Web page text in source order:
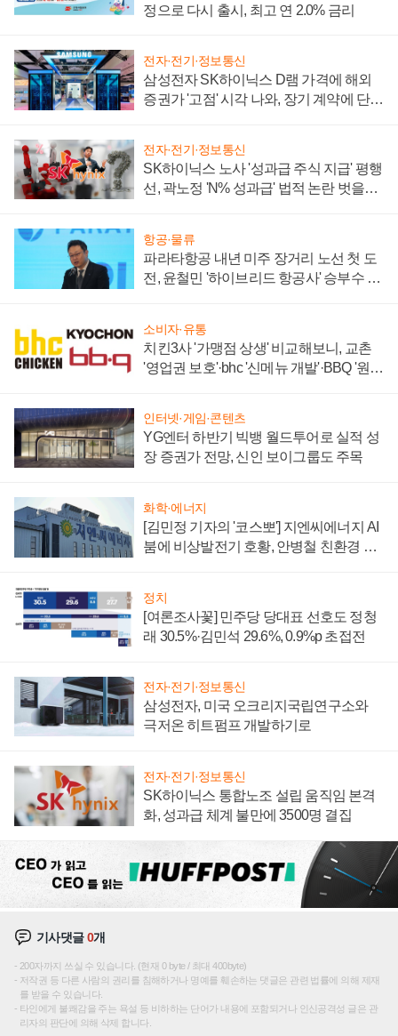
정으로 다시 출시, 최고 연 2.0% 금리
전자·전기·정보통신
삼성전자 SK하이닉스 D램 가격에 해외
증권가 '고점' 시각 나와, 장기 계약에 단점
전자·전기·정보통신
SK하이닉스 노사 '성과급 주식 지급' 평행
선, 곽노정 'N% 성과급' 법적 논란 벗을지
항공·물류
파라타항공 내년 미주 장거리 노선 첫 도
전, 윤철민 '하이브리드 항공사' 승부수 통
소비자·유통
치킨3사 '가맹점 상생' 비교해보니, 교촌
'영업권 보호'·bhc '신메뉴 개발'·BBQ '원가
인터넷·게임·콘텐츠
YG엔터 하반기 빅뱅 월드투어로 실적 성
장 증권가 전망, 신인 보이그룹도 주목
화학·에너지
[김민정 기자의 '코스뽀'] 지엔씨에너지 AI
붐에 비상발전기 호황, 안병철 친환경 에
정치
[여론조사꽃] 민주당 당대표 선호도 정청
래 30.5%·김민석 29.6%, 0.9%p 초접전
전자·전기·정보통신
삼성전자, 미국 오크리지국립연구소와
극저온 히트펌프 개발하기로
전자·전기·정보통신
SK하이닉스 통합노조 설립 움직임 본격
화, 성과급 체계 불만에 3500명 결집
기사댓글0개
200자까지 쓰실 수 있습니다. (현재 0 byte / 최대 400byte)
저작권 등 다른 사람의 권리를 침해하거나 명예를 훼손하는 댓글은 관련 법률에 의해 제재
를 받을 수 있습니다.
타인에게 불쾌감을 주는 욕설 등 비하하는 단어가 내용에 포함되거나 인신공격성 글은 관
리자의 판단에 의해 삭제 합니다.